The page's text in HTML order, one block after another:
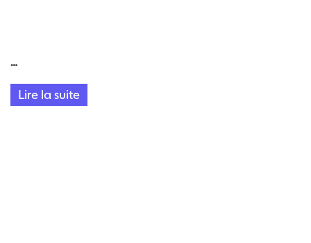
…
Lire la suite